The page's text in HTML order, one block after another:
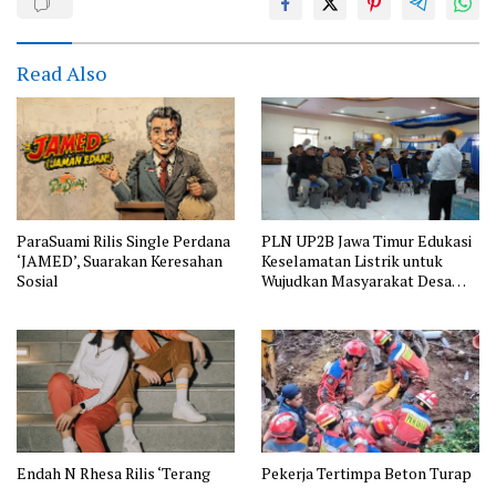
Read Also
ParaSuami Rilis Single Perdana
‘JAMED’, Suarakan Keresahan
Sosial
PLN UP2B Jawa Timur Edukasi
Keselamatan Listrik untuk
Wujudkan Masyarakat Desa
Endah N Rhesa Rilis ‘Terang
Pekerja Tertimpa Beton Turap